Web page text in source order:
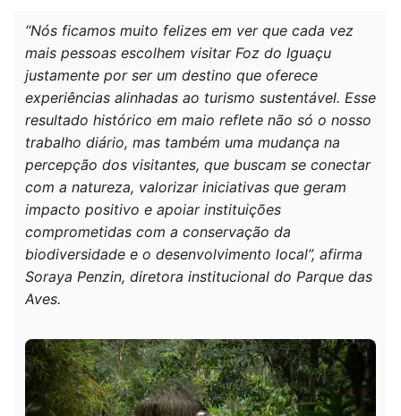
“Nós ficamos muito felizes em ver que cada vez
mais pessoas escolhem visitar Foz do Iguaçu
justamente por ser um destino que oferece
experiências alinhadas ao turismo sustentável. Esse
resultado histórico em maio reflete não só o nosso
trabalho diário, mas também uma mudança na
percepção dos visitantes, que buscam se conectar
com a natureza, valorizar iniciativas que geram
impacto positivo e apoiar instituições
comprometidas com a conservação da
biodiversidade e o desenvolvimento local”, afirma
Soraya Penzin, diretora institucional do Parque das
Aves.